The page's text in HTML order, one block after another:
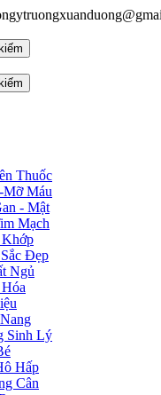
Thuốc
Máu
- Mật
Mạch
Đẹp
Ngủ
Sinh Lý
Hấp
Cân